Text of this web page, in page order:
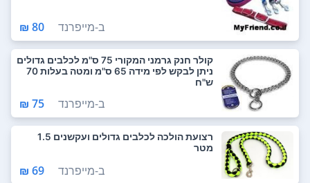
ב-מייפרנד 80 ₪
קולר חנק גרמני המקורי 75 ס"מ לכלבים גדולים
ניתן לבקש לפי מידה 65 ס"מ ומטה בעלות 70
ש"ח
ב-מייפרנד 75 ₪
רצועת הולכה לכלבים גדולים ועקשנים 1.5
מטר
ב-מייפרנד 69 ₪